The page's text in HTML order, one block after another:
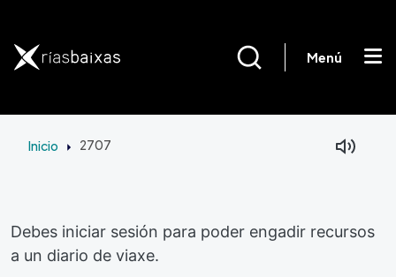
Menú
Inicio 2707
Debes iniciar sesión para poder engadir recursos
a un diario de viaxe.